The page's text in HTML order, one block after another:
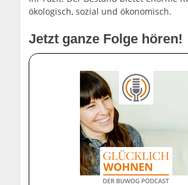
ökologisch, sozial und ökonomisch.
Jetzt ganze Folge hören!